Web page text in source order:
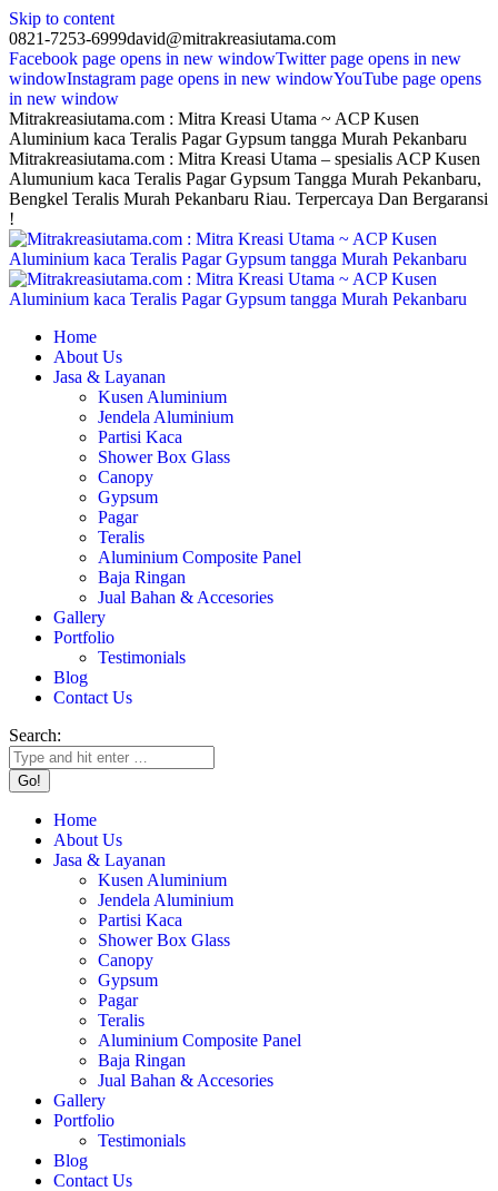
Skip to content
0821-7253-6999david@mitrakreasiutama.com
Facebook page opens in new windowTwitter page opens in new
windowInstagram page opens in new windowYouTube page opens
in new window
Mitrakreasiutama.com : Mitra Kreasi Utama ~ ACP Kusen
Aluminium kaca Teralis Pagar Gypsum tangga Murah Pekanbaru
Mitrakreasiutama.com : Mitra Kreasi Utama – spesialis ACP Kusen
Alumunium kaca Teralis Pagar Gypsum Tangga Murah Pekanbaru,
Bengkel Teralis Murah Pekanbaru Riau. Terpercaya Dan Bergaransi
!
Home
About Us
Jasa & Layanan
Kusen Aluminium
Jendela Aluminium
Partisi Kaca
Shower Box Glass
Canopy
Gypsum
Pagar
Teralis
Aluminium Composite Panel
Baja Ringan
Jual Bahan & Accesories
Gallery
Portfolio
Testimonials
Blog
Contact Us
Search:
Home
About Us
Jasa & Layanan
Kusen Aluminium
Jendela Aluminium
Partisi Kaca
Shower Box Glass
Canopy
Gypsum
Pagar
Teralis
Aluminium Composite Panel
Baja Ringan
Jual Bahan & Accesories
Gallery
Portfolio
Testimonials
Blog
Contact Us